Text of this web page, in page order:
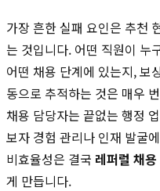
가장 흔한 실패 요인은 추천
는 것입니다. 어떤 직원이 누
어떤 채용 단계에 있는지, 보
동으로 추적하는 것은 매우
채용 담당자는 끝없는 행정
보자 경험 관리나 인재 발굴
비효율성은 결국 레퍼럴 채용
게 만듭니다.